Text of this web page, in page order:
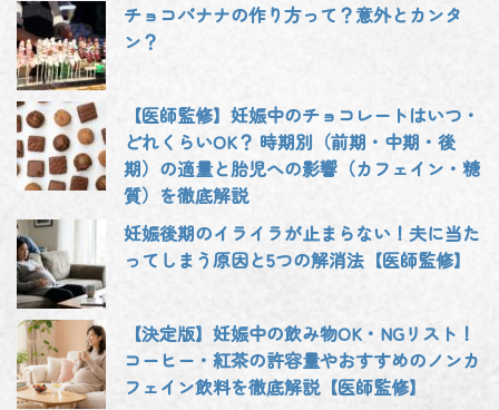
チョコバナナの作り方って？意外とカンタ
ン？
【医師監修】妊娠中のチョコレートはいつ・
どれくらいOK？ 時期別（前期・中期・後
期）の適量と胎児への影響（カフェイン・糖
質）を徹底解説
妊娠後期のイライラが止まらない！夫に当た
ってしまう原因と5つの解消法【医師監修】
【決定版】妊娠中の飲み物OK・NGリスト！
コーヒー・紅茶の許容量やおすすめのノンカ
フェイン飲料を徹底解説【医師監修】